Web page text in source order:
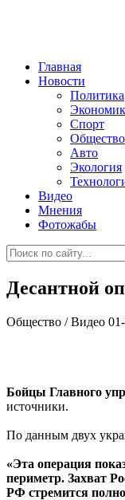
Главная
Новости
Политика
Спорт
Общество
Авто
Экология
Видео
Мнения
Фотожабы
Десантной
Общество / Видео
Бойцы Главного
источники.
По данным двух
«Эта операция
периметр. Захват
РФ стремится